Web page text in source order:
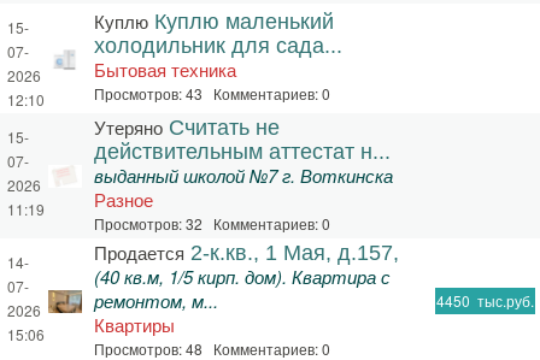
15-
07-
2026
12:10
Куплю Куплю маленький
холодильник для сада...
Бытовая техника
Просмотров: 43 Комментариев: 0
15-
07-
2026
11:19
Утеряно Считать не
действительным аттестат н...
выданный школой №7 г. Воткинска
Разное
Просмотров: 32 Комментариев: 0
14-
07-
2026
15:06
Продается 2-к.кв., 1 Мая, д.157,
(40 кв.м, 1/5 кирп. дом). Квартира с
ремонтом, м...
Квартиры
Просмотров: 48 Комментариев: 0
4450 тыс.руб.